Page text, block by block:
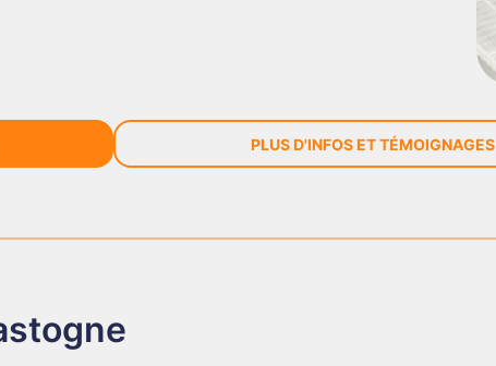
PLUS D'INFOS ET TÉMOIGNAGES